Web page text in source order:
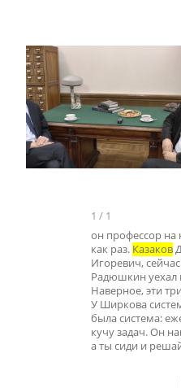
1 / 1
он профессор
как раз. Казаков
Игоревич,
Радюшкин уехал
Наверное, эти
У Ширкова
была система:
кучу задач. Он
а ты сиди и